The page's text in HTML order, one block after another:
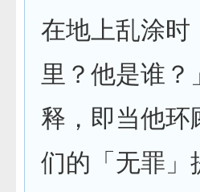
在地上乱涂时
里？他是谁
释，即当他环
们的「无罪」